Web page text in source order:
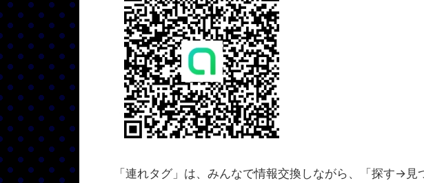
「連れタグ」は、みんなで情報交換しながら、「探す→